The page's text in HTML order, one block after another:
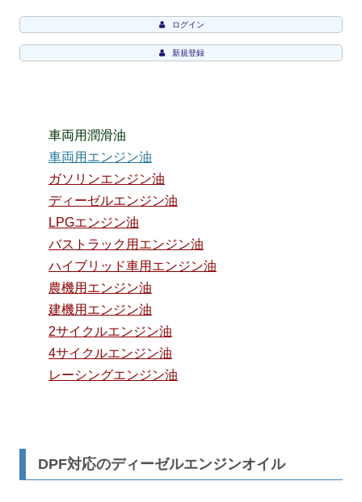
ログイン
新規登録
車両用潤滑油
車両用エンジン油
ガソリンエンジン油
ディーゼルエンジン油
LPGエンジン油
バストラック用エンジン油
ハイブリッド車用エンジン油
農機用エンジン油
建機用エンジン油
2サイクルエンジン油
4サイクルエンジン油
レーシングエンジン油
DPF対応のディーゼルエンジンオイル